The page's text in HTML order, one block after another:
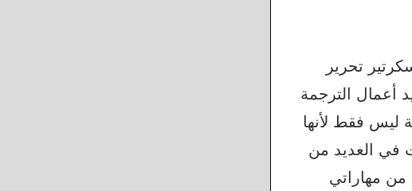
كسكرتير تحرير
أعمال الترجمة
ليس فقط لأنها
في العديد من
من مهاراتي